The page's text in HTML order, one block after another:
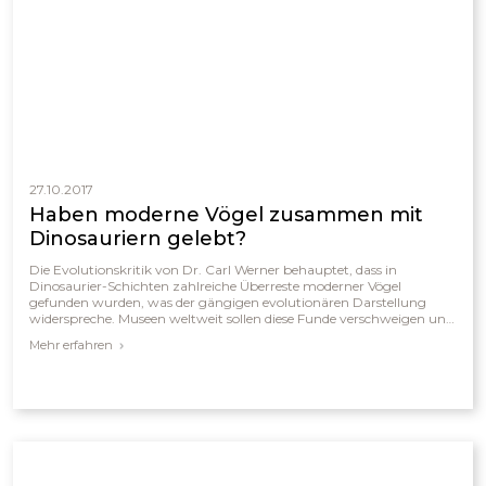
27.10.2017
Haben moderne Vögel zusammen mit
Dinosauriern gelebt?
Die Evolutionskritik von Dr. Carl Werner behauptet, dass in
Dinosaurier-Schichten zahlreiche Überreste moderner Vögel
gefunden wurden, was der gängigen evolutionären Darstellung
widerspreche. Museen weltweit sollen diese Funde verschweigen und
von Dinosauriern zu Vögeln suggerieren. Werners internationale
Mehr erfahren